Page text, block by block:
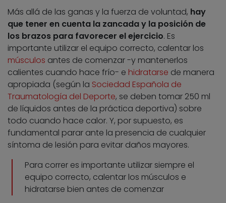
Más allá de las ganas y la fuerza de voluntad, hay
que tener en cuenta la zancada y la posición de
los brazos para favorecer el ejercicio. Es
importante utilizar el equipo correcto, calentar los
músculos antes de comenzar -y mantenerlos
calientes cuando hace frío- e hidratarse de manera
apropiada (según la Sociedad Española de
Traumatología del Deporte, se deben tomar 250 ml
de líquidos antes de la práctica deportiva) sobre
todo cuando hace calor. Y, por supuesto, es
fundamental parar ante la presencia de cualquier
síntoma de lesión para evitar daños mayores.
Para correr es importante utilizar siempre el
equipo correcto, calentar los músculos e
hidratarse bien antes de comenzar